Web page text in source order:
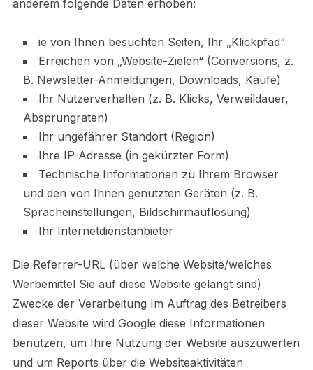
anderem folgende Daten erhoben:
ie von Ihnen besuchten Seiten, Ihr „Klickpfad“
Erreichen von „Website-Zielen“ (Conversions, z.
B. Newsletter-Anmeldungen, Downloads, Käufe)
Ihr Nutzerverhalten (z. B. Klicks, Verweildauer,
Absprungraten)
Ihr ungefährer Standort (Region)
Ihre IP-Adresse (in gekürzter Form)
Technische Informationen zu Ihrem Browser
und den von Ihnen genutzten Geräten (z. B.
Spracheinstellungen, Bildschirmauflösung)
Ihr Internetdienstanbieter
Die Referrer-URL (über welche Website/welches
Werbemittel Sie auf diese Website gelangt sind)
Zwecke der Verarbeitung Im Auftrag des Betreibers
dieser Website wird Google diese Informationen
benutzen, um Ihre Nutzung der Website auszuwerten
und um Reports über die Websiteaktivitäten